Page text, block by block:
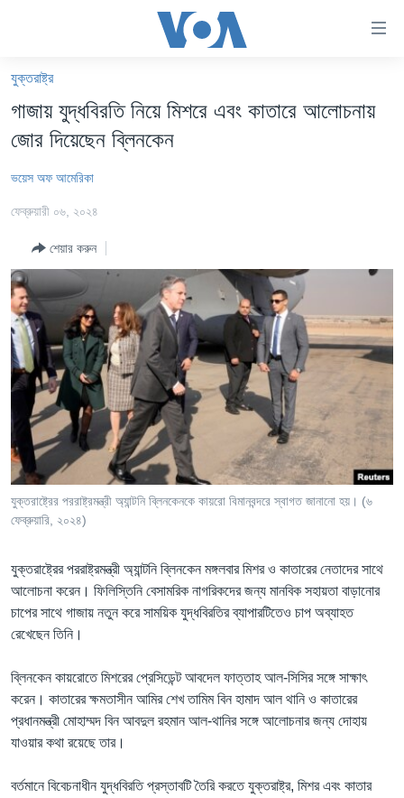
কনটেন্টে
যান।
প্রধান
যান
যান
বাংলাদেশ
ভারত
দক্ষিণ-এশিয়া
সম্পাদকীয়
টেলিভিশন
ভিডিও
Learning English
FOLLOW US
অন্য ভাষায় ওয়েব সাইট
যুক্তরাষ্ট্র
গাজায় যুদ্ধবিরতি নিয়ে মিশরে এবং কাতারে আলোচনায়
জোর দিয়েছেন ব্লিনকেন
ভয়েস অফ আমেরিকা
ফেব্রুয়ারী ০৬, ২০২৪
শেয়ার করুন
যুক্তরাষ্ট্রের পররাষ্ট্রমন্ত্রী অ্যান্টনি ব্লিনকেনকে কায়রো বিমানবন্দরে স্বাগত জানানো হয়। (৬
ফেব্রুয়ারি, ২০২৪)
যুক্তরাষ্ট্রের পররাষ্ট্রমন্ত্রী অ্যান্টনি ব্লিনকেন মঙ্গলবার মিশর ও কাতারের নেতাদের সাথে
আলোচনা করেন। ফিলিস্তিনি বেসামরিক নাগরিকদের জন্য মানবিক সহায়তা বাড়ানোর
চাপের সাথে গাজায় নতুন করে সাময়িক যুদ্ধবিরতির ব্যাপারটিতেও চাপ অব্যাহত
রেখেছেন তিনি।
ব্লিনকেন কায়রোতে মিশরের প্রেসিডেন্ট আবদেল ফাত্তাহ আল-সিসির সঙ্গে সাক্ষাৎ
করেন। কাতারের ক্ষমতাসীন আমির শেখ তামিম বিন হামাদ আল থানি ও কাতারের
প্রধানমন্ত্রী মোহাম্মদ বিন আবদুল রহমান আল-থানির সঙ্গে আলোচনার জন্য দোহায়
যাওয়ার কথা রয়েছে তার।
বর্তমানে বিবেচনাধীন যুদ্ধবিরতি প্রস্তাবটি তৈরি করতে যুক্তরাষ্ট্র, মিশর এবং কাতার